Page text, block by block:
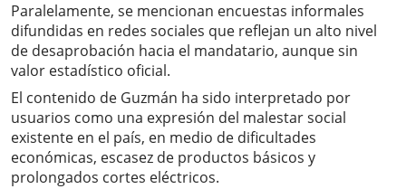
Paralelamente, se mencionan encuestas informales
difundidas en redes sociales que reflejan un alto nivel
de desaprobación hacia el mandatario, aunque sin
valor estadístico oficial.
El contenido de Guzmán ha sido interpretado por
usuarios como una expresión del malestar social
existente en el país, en medio de dificultades
económicas, escasez de productos básicos y
prolongados cortes eléctricos.